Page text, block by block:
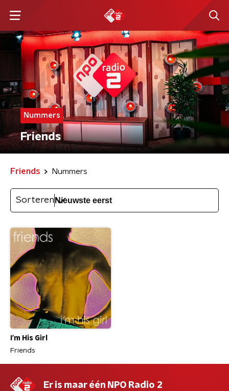
Nummers
Friends
Friends Nummers
Sorteren
I'm His Girl
Friends
Er is maar één NPO Radio 2